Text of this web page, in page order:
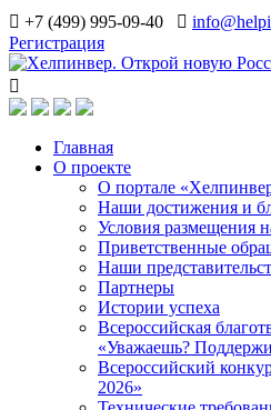
+7 (499) 995-09-40
Регистрация
Главная
О проекте
О портале
Наши достижения и
Условия размещения
Приветственные
Наши
Партнеры
Истории успеха
Всероссийская
«Уважаешь?
Всероссийский
2026»